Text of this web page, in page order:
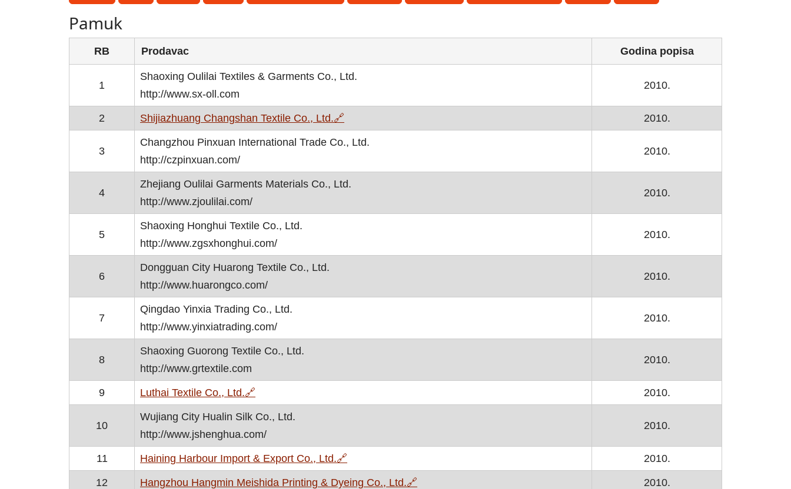
Pamuk
RB Prodavac Godina popisa
1
Shaoxing Oulilai Textiles & Garments Co., Ltd.
http://www.sx-oll.com
2010.
2 Shijiazhuang Changshan Textile Co., Ltd.🔗 2010.
3
Changzhou Pinxuan International Trade Co., Ltd.
http://czpinxuan.com/
2010.
4
Zhejiang Oulilai Garments Materials Co., Ltd.
http://www.zjoulilai.com/
2010.
5
Shaoxing Honghui Textile Co., Ltd.
http://www.zgsxhonghui.com/
2010.
6
Dongguan City Huarong Textile Co., Ltd.
http://www.huarongco.com/
2010.
7
Qingdao Yinxia Trading Co., Ltd.
http://www.yinxiatrading.com/
2010.
8
Shaoxing Guorong Textile Co., Ltd.
http://www.grtextile.com
2010.
9 Luthai Textile Co., Ltd.🔗 2010.
10
Wujiang City Hualin Silk Co., Ltd.
http://www.jshenghua.com/
2010.
11 Haining Harbour Import & Export Co., Ltd.🔗 2010.
12 Hangzhou Hangmin Meishida Printing & Dyeing Co., Ltd.🔗 2010.